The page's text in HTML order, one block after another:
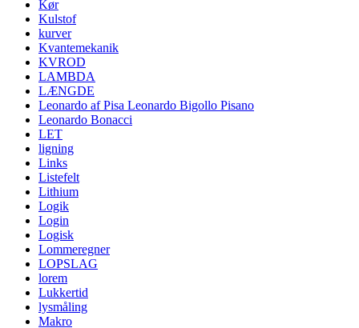
Kør
Kulstof
kurver
Kvantemekanik
KVROD
LAMBDA
LÆNGDE
Leonardo af Pisa Leonardo Bigollo Pisano
Leonardo Bonacci
LET
ligning
Links
Listefelt
Lithium
Logik
Login
Logisk
Lommeregner
LOPSLAG
lorem
Lukkertid
lysmåling
Makro